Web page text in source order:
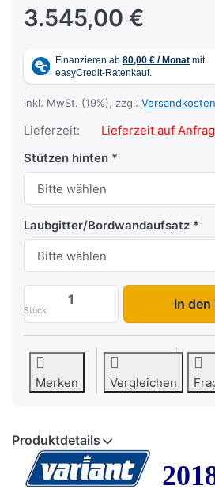
3.545,00 €
inkl. MwSt. (19%), zzgl. Versandkosten
Lieferzeit:
Lieferzeit auf
Stützen hinten
Laubgitter/Bordwandaufsatz
Stück
2018 P3 zu
In den
Merken Vergleichen
Produktdetails